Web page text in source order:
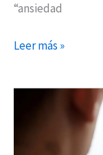
“ansiedad
Leer más »